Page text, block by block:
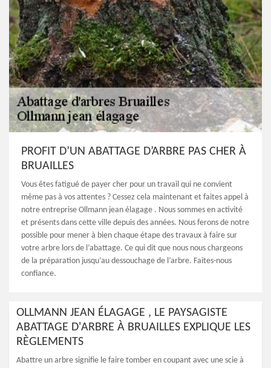
PROFIT D’UN ABATTAGE D’ARBRE PAS CHER À
BRUAILLES
Vous êtes fatigué de payer cher pour un travail qui ne convient
même pas à vos attentes ? Cessez cela maintenant et faites appel à
notre entreprise Ollmann jean élagage . Nous sommes en activité
et présents dans cette ville depuis des années. Nous ferons de notre
possible pour mener à bien chaque étape des travaux à faire sur
votre arbre lors de l’abattage. Ce qui dit que nous nous chargeons
de la préparation jusqu’au dessouchage de l’arbre. Faites-nous
confiance.
OLLMANN JEAN ÉLAGAGE , LE PAYSAGISTE
ABATTAGE D'ARBRE À BRUAILLES EXPLIQUE LES
RÈGLEMENTS
Abattre un arbre signifie le faire tomber en coupant avec une scie à